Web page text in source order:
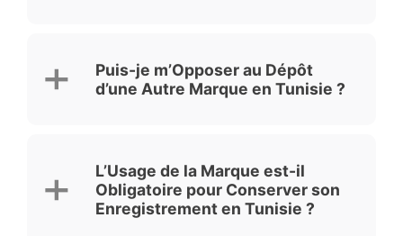
Puis-je m’Opposer au Dépôt
d’une Autre Marque en Tunisie ?
L’Usage de la Marque est-il
Obligatoire pour Conserver son
Enregistrement en Tunisie ?